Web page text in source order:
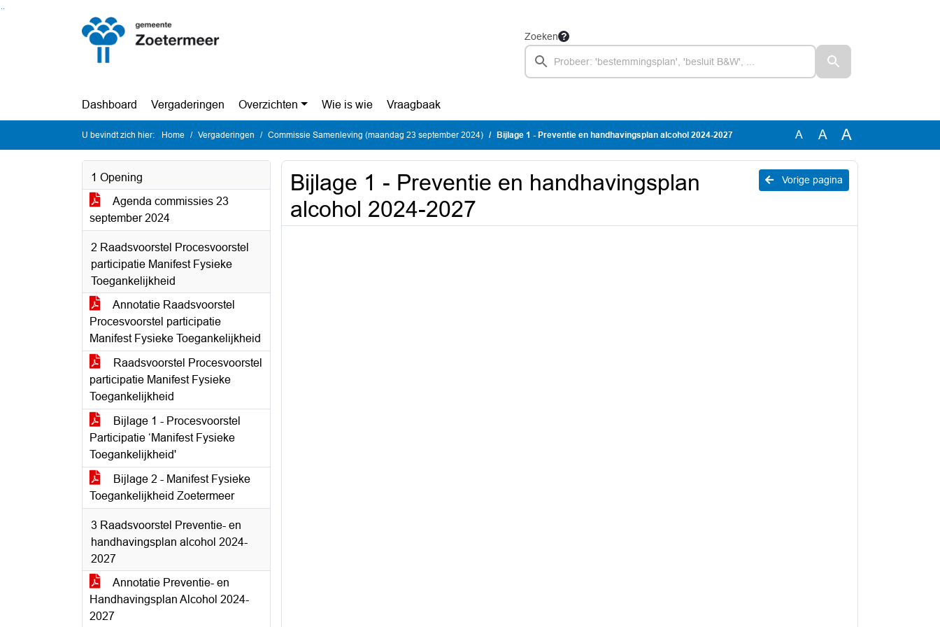
Ga naar de inhoud van deze pagina
Ga naar het zoeken
Ga naar het menu
Zoeken
Dashboard Vergaderingen Overzichten Wie is wie Vraagbaak
U bevindt zich hier: Home Vergaderingen Commissie Samenleving (maandag 23 september 2024) Bijlage 1 - Preventie en handhavingsplan alcohol 2024-2027 A A A
1 Opening
Agenda commissies 23
september 2024
2 Raadsvoorstel Procesvoorstel
participatie Manifest Fysieke
Toegankelijkheid
Annotatie Raadsvoorstel
Procesvoorstel participatie
Manifest Fysieke Toegankelijkheid
Raadsvoorstel Procesvoorstel
participatie Manifest Fysieke
Toegankelijkheid
Bijlage 1 - Procesvoorstel
Participatie ‘Manifest Fysieke
Toegankelijkheid'
Bijlage 2 - Manifest Fysieke
Toegankelijkheid Zoetermeer
3 Raadsvoorstel Preventie- en
handhavingsplan alcohol 2024-
2027
Annotatie Preventie- en
Handhavingsplan Alcohol 2024-
2027
Vorige pagina
Bijlage 1 - Preventie en handhavingsplan
alcohol 2024-2027